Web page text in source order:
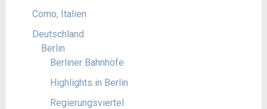
Como, Italien
Deutschland
Berlin
Berliner Bahnhöfe
Highlights in Berlin
Regierungsviertel